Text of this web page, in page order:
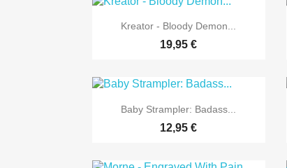
 Vorschau
Kreator - Bloody Demon...
19,95 €
 Vorschau
Baby Strampler: Badass...
12,95 €